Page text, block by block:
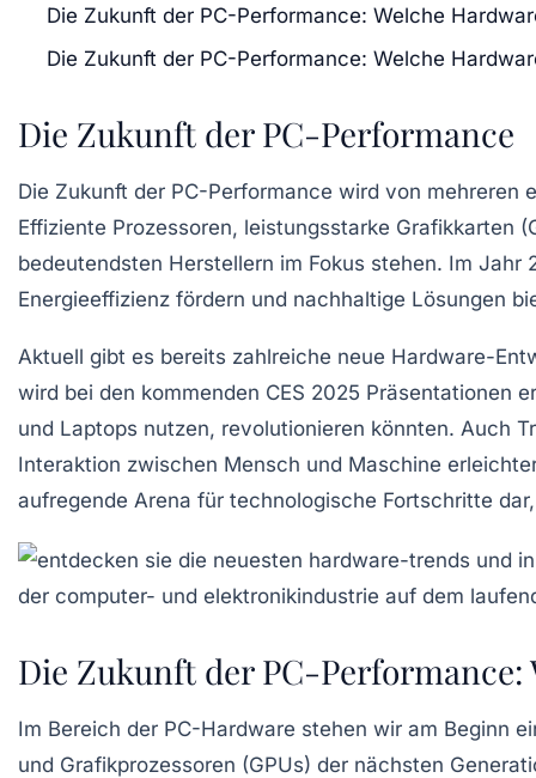
Die Zukunft der PC-Performance: Welche
Die Zukunft der PC-Performance: Welche
Die Zukunft der PC-Performance
Die Zukunft der PC-Performance wird von mehreren
Effiziente Prozessoren, leistungsstarke Grafikkarten
bedeutendsten Herstellern im Fokus stehen. Im
Energieeffizienz fördern und nachhaltige Lösungen
Aktuell gibt es bereits zahlreiche neue Hardware-
wird bei den kommenden CES 2025 Präsentationen
und Laptops nutzen, revolutionieren könnten. Auch
Interaktion zwischen Mensch und Maschine
aufregende Arena für technologische Fortschritte
Die Zukunft der PC-
Im Bereich der PC-Hardware stehen wir am Beginn
und Grafikprozessoren (GPUs) der nächsten